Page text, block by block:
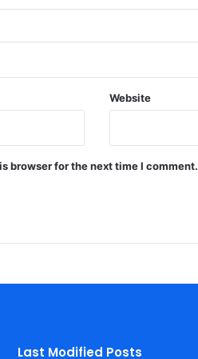
Website
browser for the next time I comment.
Last Modified Posts